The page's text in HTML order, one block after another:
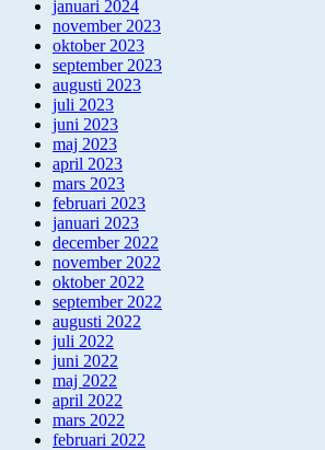
januari 2024
november 2023
oktober 2023
september 2023
augusti 2023
juli 2023
juni 2023
maj 2023
april 2023
mars 2023
februari 2023
januari 2023
december 2022
november 2022
oktober 2022
september 2022
augusti 2022
juli 2022
juni 2022
maj 2022
april 2022
mars 2022
februari 2022